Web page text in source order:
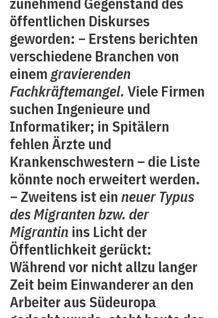
öffentlichen Diskurses
geworden: − Erstens berichten
verschiedene Branchen von
einem gravierenden
Fachkräftemangel. Viele Firmen
suchen Ingenieure und
Informatiker; in Spitälern
fehlen Ärzte und
Krankenschwestern – die Liste
könnte noch erweitert werden.
− Zweitens ist ein neuer Typus
des Migranten bzw. der
Migrantin ins Licht der
Öffentlichkeit gerückt:
Während vor nicht allzu langer
Zeit beim Einwanderer an den
Arbeiter aus Südeuropa